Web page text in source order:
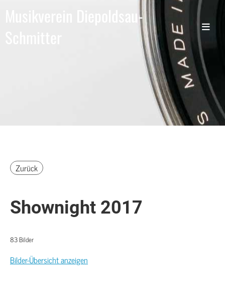
Musikverein Diepoldsau-
Zurück
Shownight 2017
83 Bilder
Bilder-Übersicht anzeigen